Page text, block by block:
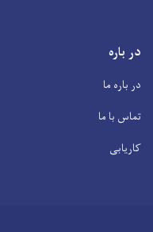
در باره
در باره ما
تماس با ما
کاریابی